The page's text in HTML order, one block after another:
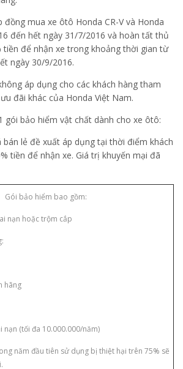
đồng mua xe ôtô Honda CR-V và Honda
đến hết ngày 31/7/2016 và hoàn tất thủ
để nhận xe trong khoảng thời gian từ
ngày 30/9/2016.
áp dụng cho các khách hàng tham
đãi khác của Honda Việt Nam.
gói bảo hiểm vật chất dành cho xe ôtô:
lẻ đề xuất áp dụng tại thời điểm khách
tiền để nhận xe. Giá trị khuyến mại đã
Gói bảo hiểm bao gồm:
nạn hoặc trộm cắp
hãng
nạn (tối đa 10.000.000/năm)
năm đầu tiên sử dụng bị thiệt hại trên 75% sẽ